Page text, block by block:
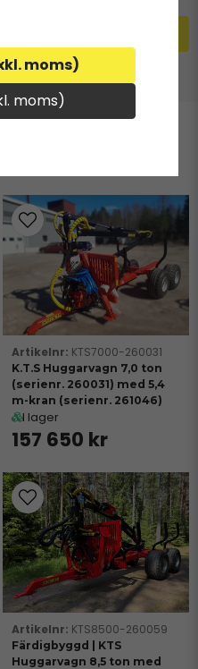
KTS7000-260031
K.T.S Huggarvagn 7,0 ton
(serienr. 260031) med 5,4
m-kran (serienr. 261046)
I lager
157 650 kr
KTS8500-260059
Färdigbyggd | KTS
Huggarvagn 8,5 ton med
moms)
moms)